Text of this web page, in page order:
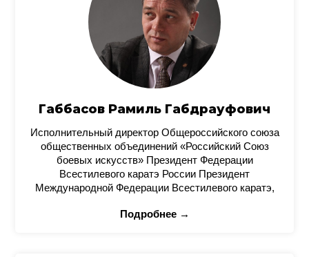
Габбасов Рамиль Габдрауфович
Исполнительный директор Общероссийского союза
общественных объединений «Российский Союз
боевых искусств» Президент Федерации
Всестилевого каратэ России Президент
Международной Федерации Всестилевого каратэ,
Подробнее →